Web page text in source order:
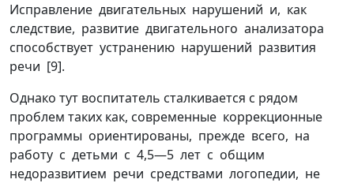
Исправление двигательных нарушений и, как
следствие, развитие двигательного анализатора
способствует устранению нарушений развития
речи [9].
Однако тут воспитатель сталкивается с рядом
проблем таких как, современные коррекционные
программы ориентированы, прежде всего, на
работу с детьми с 4,5—5 лет с общим
недоразвитием речи средствами логопедии, не